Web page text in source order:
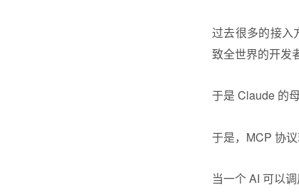
过去很多的接入
致全世界的开发
于是 Claude 的
于是，MCP 协
当一个 AI 可以